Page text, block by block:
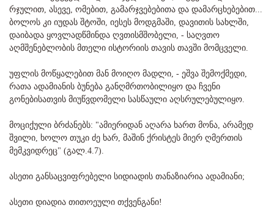
რჯულით, ასევე, ომებით, გამარჯვებებითა და დამარცხებებით...
ბოლოს კი იუდას შტოში, იესეს მოდგმაში, დავითის სახლში,
დაიბადა ყოვლადწმინდა ღვთისმშობელი, - საღვთო
აღმშენებლობის მთელი ისტორიის თავის თავში მომცველი.
უფლის მოწყალებით მან მოიღო მადლი, - ეშვა შემოქმედი,
რათა ადამიანის ბუნება განღმრთობილიყო და ჩვენი
გონებისათვის მიუწვდომელი სასწაული აღსრულებულიყო.
მოციქული ბრძანებს: "ამიერიდან აღარა ხართ მონა, არამედ
შვილი, ხოლო თუკი ძე ხარ, მაშინ ქრისტეს მიერ ღმერთის
მემკვიდრეც" (გალ.4.7).
ასეთი განსაცვიფრებელი სიდიადის თანაზიარია ადამიანი;
ასეთი დიადია თითოეული თქვენგანი!